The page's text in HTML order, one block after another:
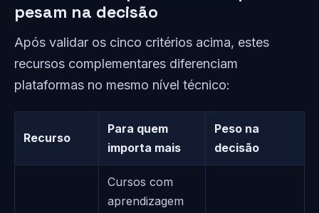
pesam na decisão
Após validar os cinco critérios acima, estes
recursos complementares diferenciam
plataformas no mesmo nível técnico:
Recurso
Para quem
importa mais
Peso na
decisão
Cursos com
aprendizagem